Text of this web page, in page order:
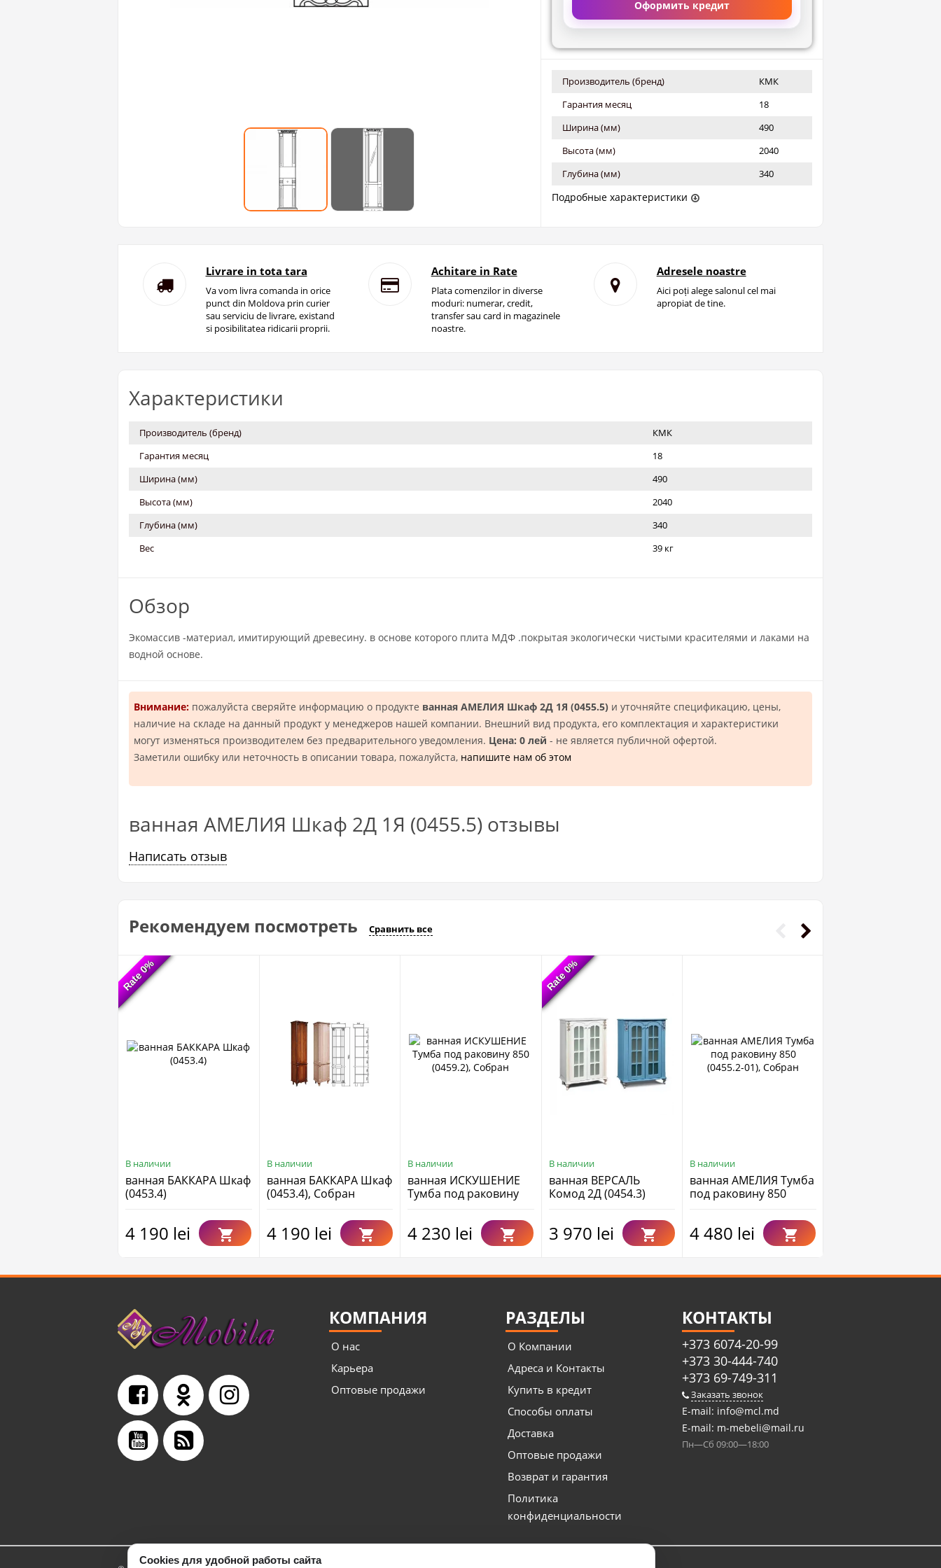
Оформить кредит
Производитель (бренд)
КМК
Гарантия месяц
18
Ширина (мм)
490
Высота (мм)
2040
Глубина (мм)
340
Подробные характеристики
Livrare in tota tara
Va vom livra comanda in orice
punct din Moldova prin curier
sau serviciu de livrare, existand
si posibilitatea ridicarii proprii.
Achitare in Rate
Plata comenzilor in diverse
moduri: numerar, credit,
transfer sau card in magazinele
noastre.
Adresele noastre
Aici poți alege salonul cel mai
apropiat de tine.
Характеристики
Производитель (бренд)
КМК
Гарантия месяц
18
Ширина (мм)
490
Высота (мм)
2040
Глубина (мм)
340
Вес
39 кг
Обзор
Экомассив -материал, имитирующий древесину. в основе которого плита МДФ .покрытая экологически чистыми красителями и лаками на
водной основе.
Внимание: пожалуйста сверяйте информацию о продукте ванная АМЕЛИЯ Шкаф 2Д 1Я (0455.5) и уточняйте спецификацию, цены,
наличие на складе на данный продукт у менеджеров нашей компании. Внешний вид продукта, его комплектация и характеристики
могут изменяться производителем без предварительного уведомления. Цена: 0 лей - не является публичной офертой.
Заметили ошибку или неточность в описании товара, пожалуйста, напишите нам об этом
ванная АМЕЛИЯ Шкаф 2Д 1Я (0455.5) отзывы
Написать отзыв
Рекомендуем посмотреть Сравнить все
В наличии
ванная БАККАРА Шкаф
(0453.4)
4 190 lei
Rate 0%
Rate 0%
В наличии
ванная БАККАРА Шкаф
(0453.4), Собран
4 190 lei
В наличии
ванная ИСКУШЕНИЕ
Тумба под раковину
4 230 lei
В наличии
ванная ВЕРСАЛЬ
Комод 2Д (0454.3)
3 970 lei
Rate 0%
Rate 0%
В наличии
ванная АМЕЛИЯ Тумба
под раковину 850
4 480 lei
КОМПАНИЯ
О нас
Карьера
Оптовые продажи
РАЗДЕЛЫ
О Компании
Адреса и Контакты
Купить в кредит
Способы оплаты
Доставка
Оптовые продажи
Возврат и гарантия
Политика
конфиденциальности
КОНТАКТЫ
+373 6074-20-99
+373 30-444-740
+373 69-749-311
Заказать звонок
E-mail: info@mcl.md
E-mail: m-mebeli@mail.ru
Пн—Сб 09:00—18:00
Cookies для удобной работы сайта